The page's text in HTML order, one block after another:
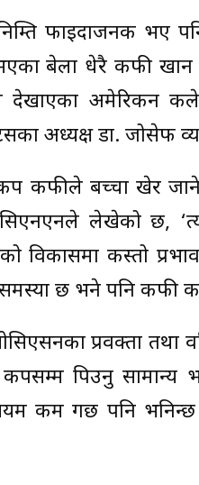
फाइदाजनक भए
बेला धेरै कफी
अमेरिकन
अध्यक्ष डा. जोसेफ
कफीले बच्चा खेर जाने
सिएनएनले लेखेको छ,
विकासमा कस्तो
छ भने पनि कफी
प्रवक्ता तथा
पिउनु
कम गर्छ पनि